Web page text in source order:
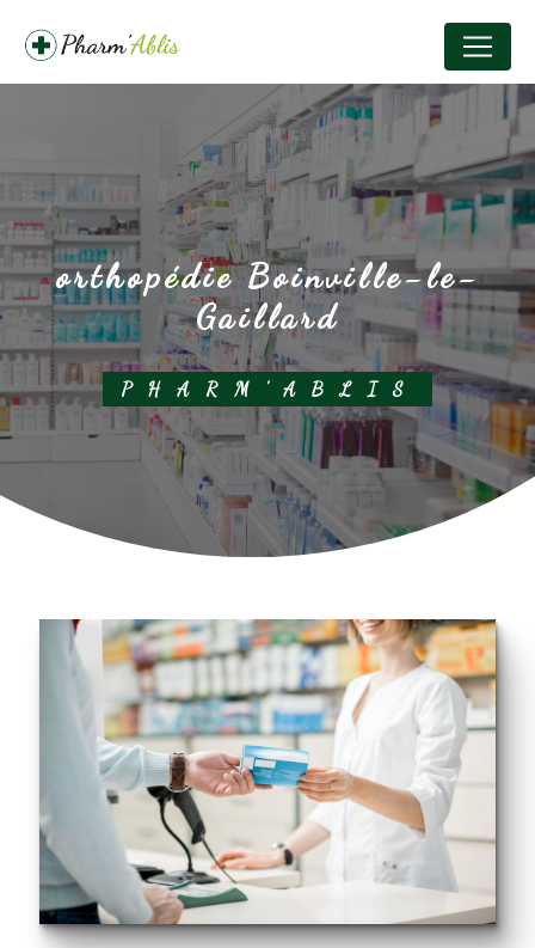
orthopédie Boinville-le-
Gaillard
PHARM'ABLIS